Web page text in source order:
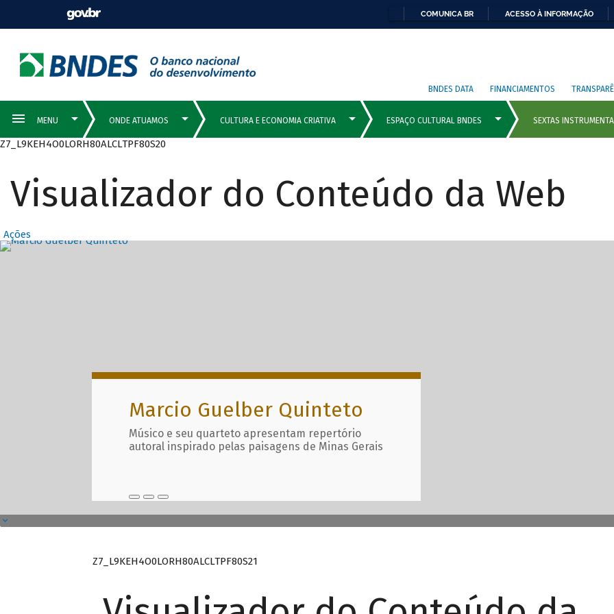
COMUNICA BR ACESSO À INFORMAÇÃO
BNDES DATA FINANCIAMENTOS
Z7_L9KEH4O0LORH80ALCLTPF80S20
Visualizador do Conteúdo da Web
Ações
Destaques Principais com
Marcio Guelber Quinteto
Músico e seu quarteto apresentam repertório
autoral inspirado pelas paisagens de Minas Gerais
Z7_L9KEH4O0LORH80ALCLTPF80S21